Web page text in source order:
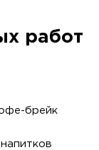
работ
брейк